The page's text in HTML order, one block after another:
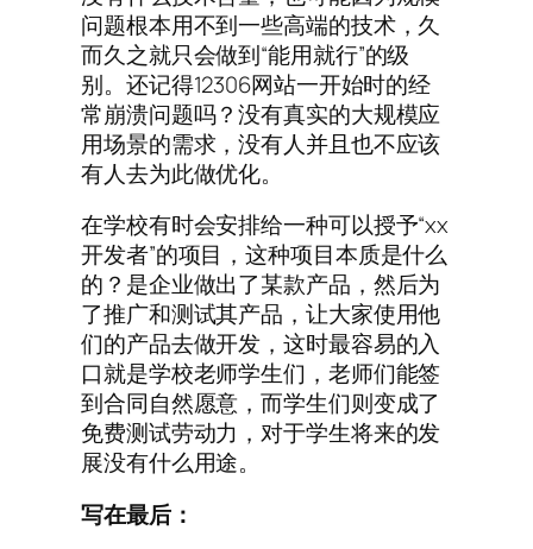
问题根本用不到一些高端的技术，久
而久之就只会做到“能用就行”的级
别。还记得12306网站一开始时的经
常崩溃问题吗？没有真实的大规模应
用场景的需求，没有人并且也不应该
有人去为此做优化。
在学校有时会安排给一种可以授予“xx
开发者”的项目，这种项目本质是什么
的？是企业做出了某款产品，然后为
了推广和测试其产品，让大家使用他
们的产品去做开发，这时最容易的入
口就是学校老师学生们，老师们能签
到合同自然愿意，而学生们则变成了
免费测试劳动力，对于学生将来的发
展没有什么用途。
写在最后：